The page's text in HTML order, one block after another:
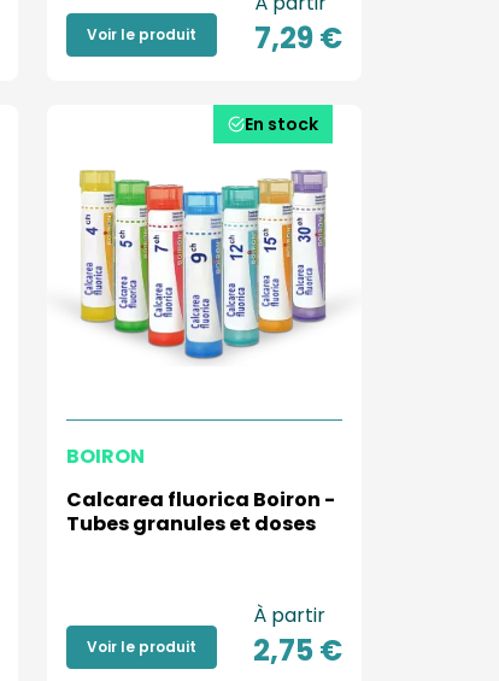
Voir le produit 7,29 €
En stock
BOIRON
Calcarea fluorica Boiron -
Tubes granules et doses
Voir le produit
À partir
2,75 €